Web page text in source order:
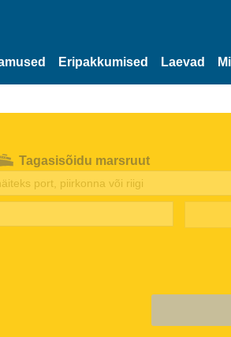
Eripakkumised Laevad
Tagasisõidu marsruut